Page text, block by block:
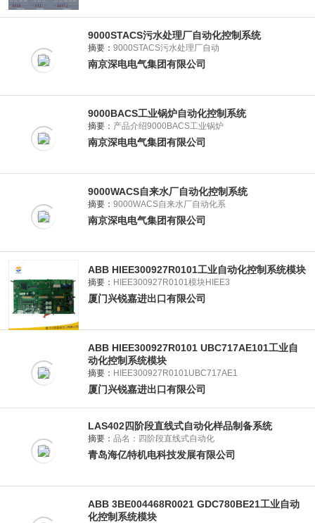
9000STACS污水处理厂自动化控制系统
摘要： 9000STACS污水处理厂自动
南京深电电气集团有限公司
9000BACS工业锅炉自动化控制系统
摘要： 产品介绍9000BACS工业锅炉
南京深电电气集团有限公司
9000WACS自来水厂自动化控制系统
摘要： 9000WACS自来水厂自动化系
南京深电电气集团有限公司
ABB HIEE300927R0101工业自动化控制系统模块
摘要： HIEE300927R0101模块HIEE3
厦门兴锐嘉进出口有限公司
ABB HIEE300927R0101 UBC717AE101工业自
动化控制系统模块
摘要： HIEE300927R0101UBC717AE1
厦门兴锐嘉进出口有限公司
LAS402四阶段直线式自动化样品制备系统
摘要： 品名：四阶段直线式自动化
青岛海亿特机电科技发展有限公司
ABB 3BE004468R0021 GDC780BE21工业自动
化控制系统模块